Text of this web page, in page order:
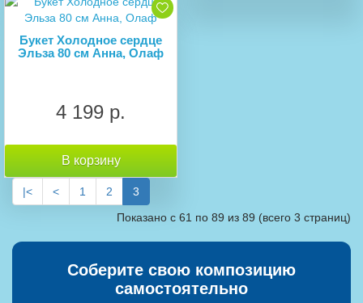
Букет Холодное сердце
Эльза 80 см Анна, Олаф
4 199 р.
В корзину
|< < 1 2
3
Показано с 61 по 89 из 89 (всего 3 страниц)
Соберите свою композицию
самостоятельно